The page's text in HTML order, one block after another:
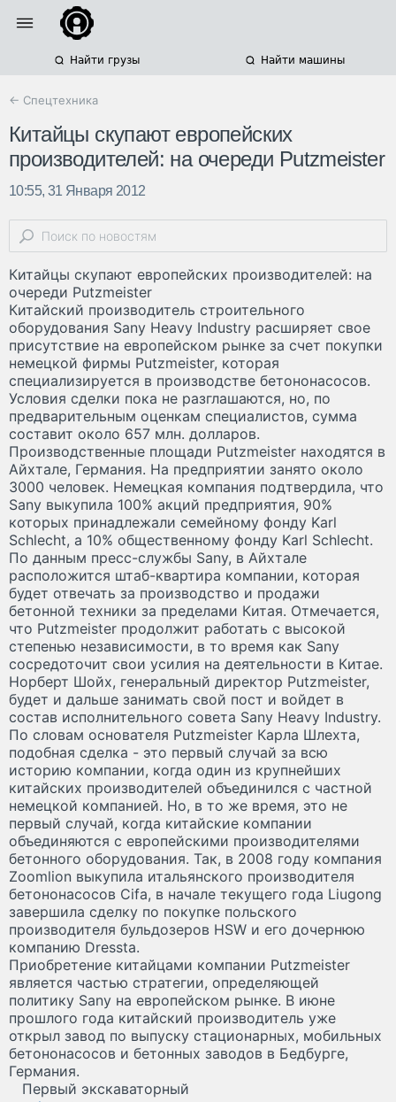
Найти грузы Найти машины
← Спецтехника
Китайцы скупают европейских
производителей: на очереди Putzmeister
10:55, 31 Января 2012
Китайцы скупают европейских производителей: на
очереди Putzmeister
Китайский производитель строительного
оборудования Sany Heavy Industry расширяет свое
присутствие на европейском рынке за счет покупки
немецкой фирмы Putzmeister, которая
специализируется в производстве бетононасосов.
Условия сделки пока не разглашаются, но, по
предварительным оценкам специалистов, сумма
составит около 657 млн. долларов.
Производственные площади Putzmeister находятся в
Айхтале, Германия. На предприятии занято около
3000 человек. Немецкая компания подтвердила, что
Sany выкупила 100% акций предприятия, 90%
которых принадлежали семейному фонду Karl
Schlecht, а 10% общественному фонду Karl Schlecht.
По данным пресс-службы Sany, в Айхтале
расположится штаб-квартира компании, которая
будет отвечать за производство и продажи
бетонной техники за пределами Китая. Отмечается,
что Putzmeister продолжит работать с высокой
степенью независимости, в то время как Sany
сосредоточит свои усилия на деятельности в Китае.
Норберт Шойх, генеральный директор Putzmeister,
будет и дальше занимать свой пост и войдет в
состав исполнительного совета Sany Heavy Industry.
По словам основателя Putzmeister Карла Шлехта,
подобная сделка - это первый случай за всю
историю компании, когда один из крупнейших
китайских производителей объединился с частной
немецкой компанией. Но, в то же время, это не
первый случай, когда китайские компании
объединяются с европейскими производителями
бетонного оборудования. Так, в 2008 году компания
Zoomlion выкупила итальянского производителя
бетононасосов Cifa, в начале текущего года Liugong
завершила сделку по покупке польского
производителя бульдозеров HSW и его дочернюю
компанию Dressta.
Приобретение китайцами компании Putzmeister
является частью стратегии, определяющей
политику Sany на европейском рынке. В июне
прошлого года китайский производитель уже
открыл завод по выпуску стационарных, мобильных
бетононасосов и бетонных заводов в Бедбурге,
Германия.
Первый экскаваторный